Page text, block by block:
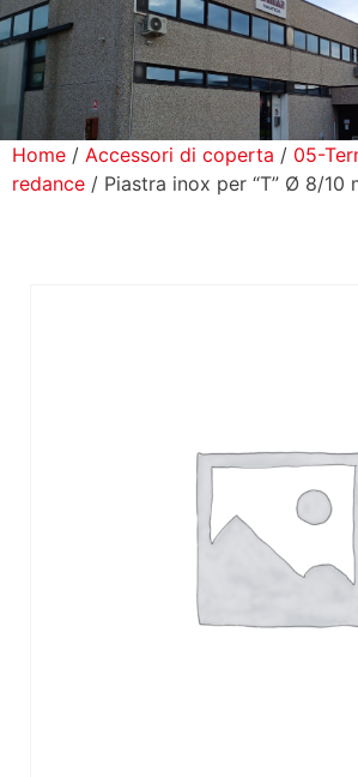
Prodotti
Home / Accessori di coperta / 05-
redance / Piastra inox per “T” Ø 8/10